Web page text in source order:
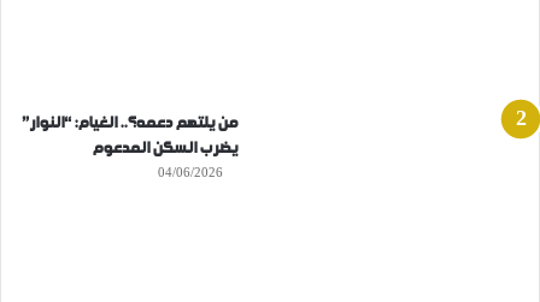
من يلتهم دعمه؟.. الغيام: “النوار”
يضرب السكن المدعوم
04/06/2026